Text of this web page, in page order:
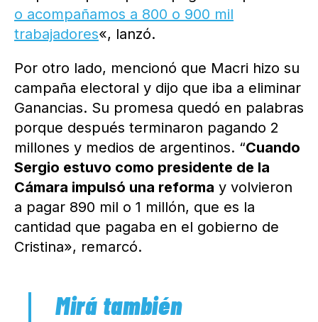
o acompañamos a 800 o 900 mil
trabajadores«, lanzó.
Por otro lado, mencionó que Macri hizo su
campaña electoral y dijo que iba a eliminar
Ganancias. Su promesa quedó en palabras
porque después terminaron pagando 2
millones y medios de argentinos. “Cuando
Sergio estuvo como presidente de la
Cámara impulsó una reforma y volvieron
a pagar 890 mil o 1 millón, que es la
cantidad que pagaba en el gobierno de
Cristina», remarcó.